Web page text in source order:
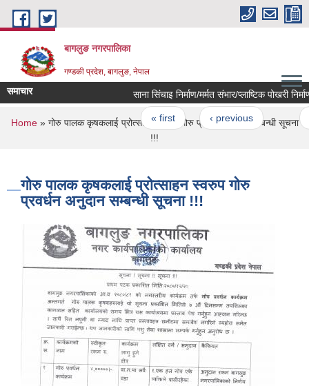
Skip to main content
बागलुङ नगरपालिका
गण्डकी प्रदेश, बागलुङ, नेपाल
समाचार साना सिंचाइ निर्माण/मर्मत संभार/प्लाष्टिक पोखरी
Pages
« first ‹ previous … 60
You are here
Home» गोरु पालक कृषकलाई प्रोत्साहन स्वरुप गोरु प्रवर्धन अनुदान सम्बन्धी सूचना
!!!
गोरु पालक कृषकलाई प्रोत्साहन स्वरुप गोरु
प्रवर्धन अनुदान सम्बन्धी सूचना !!!